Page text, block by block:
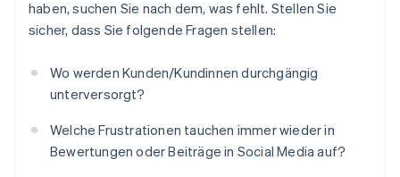
haben, suchen Sie nach dem, was fehlt. Stellen Sie
sicher, dass Sie folgende Fragen stellen:
Wo werden Kunden/Kundinnen durchgängig
unterversorgt?
Welche Frustrationen tauchen immer wieder in
Bewertungen oder Beiträge in Social Media auf?